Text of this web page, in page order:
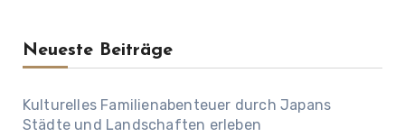
Neueste Beiträge
Kulturelles Familienabenteuer durch Japans
Städte und Landschaften erleben